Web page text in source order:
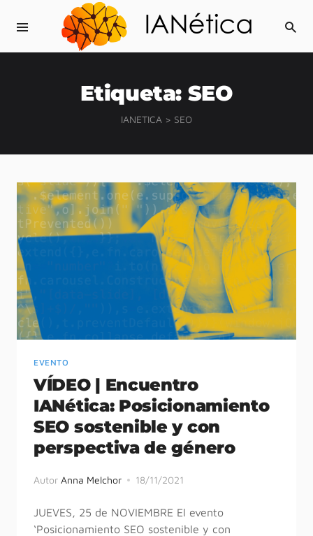
Etiqueta: SEO
IANETICA > SEO
EVENTO
VÍDEO | Encuentro
IANética: Posicionamiento
SEO sostenible y con
perspectiva de género
Autor Anna Melchor 18/11/2021
JUEVES, 25 de NOVIEMBRE El evento
‘Posicionamiento SEO sostenible y con